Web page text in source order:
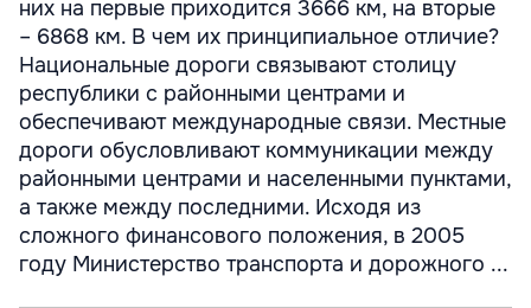
них на первые приходится 3666 км, на вторые
– 6868 км. В чем их принципиальное отличие?
Национальные дороги связывают столицу
республики с районными центрами и
обеспечивают международные связи. Местные
дороги обусловливают коммуникации между
районными центрами и населенными пунктами,
а также между последними. Исходя из
сложного финансового положения, в 2005
году Министерство транспорта и дорожного ...